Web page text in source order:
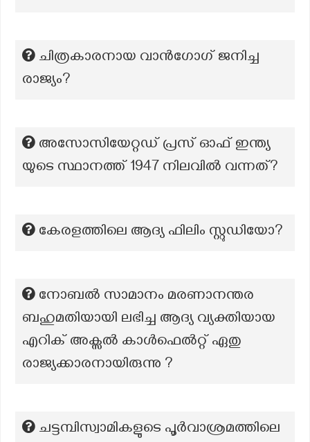
ചിത്രകാരനായ വാൻഗോഗ് ജനിച്ച
രാജ്യം?
അസോസിയേറ്റഡ് പ്രസ് ഓഫ് ഇന്ത്യ
യുടെ സ്ഥാനത്ത് 1947 നിലവിൽ വന്നത്?
കേരളത്തിലെ ആദ്യ ഫിലിം സ്റ്റുഡിയോ?
നോബൽ സാമാനം മരണാനന്തര
ബഹുമതിയായി ലഭിച്ച ആദ്യ വ്യക്തിയായ
എറിക് അക്സൽ കാൾഫെൽറ്റ് ഏതു
രാജ്യക്കാരനായിരുന്നു ?
ചട്ടമ്പിസ്വാമികളുടെ പൂർവാശ്രമത്തിലെ